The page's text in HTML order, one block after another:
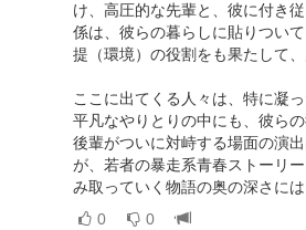
け、高圧的な先輩と、彼に付き
係は、彼らの暮らしに貼りつい
提（環境）の役割をも果たして、
ここに出てくる人々は、特に凝
平凡なやりとりの中にも、彼ら
後輩がついに対峙する場面の演
が、若者の暴走系青春ストーリ
み取っていく物語の奥の深さに
0 0